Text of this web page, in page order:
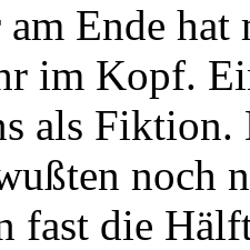
Ende
im Kopf.
als
noch
fast die